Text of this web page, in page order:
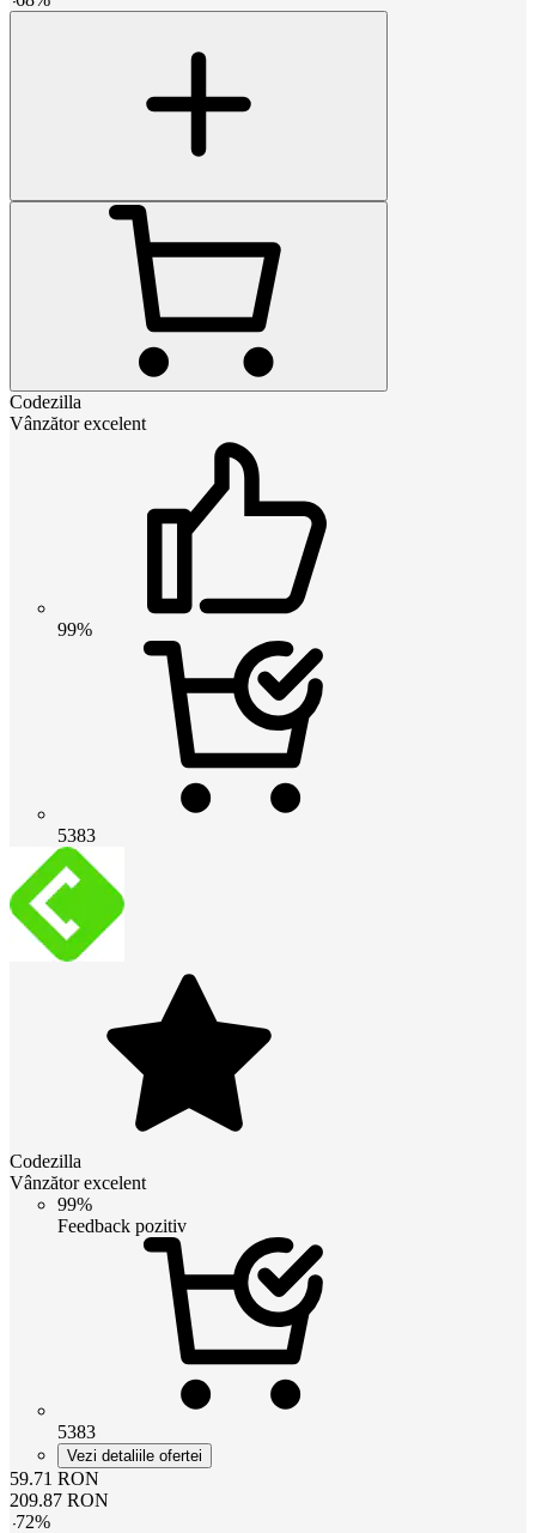
Codezilla
Vânzător excelent
99%
5383
Codezilla
Vânzător excelent
99%
Feedback pozitiv
5383
Vezi detaliile ofertei
59.71 RON
209.87 RON
-72%